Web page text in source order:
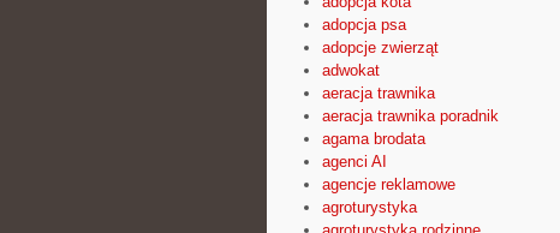
adopcja psa
adopcje zwierząt
adwokat
aeracja trawnika
aeracja trawnika poradnik
agama brodata
agenci AI
agencje reklamowe
agroturystyka